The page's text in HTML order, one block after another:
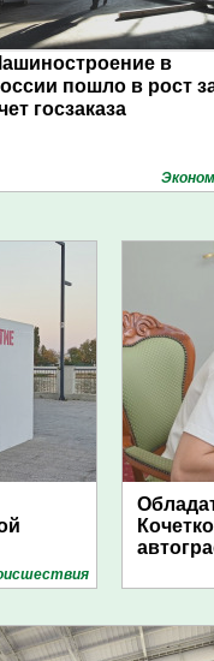
в
пошло в рост
госзаказа